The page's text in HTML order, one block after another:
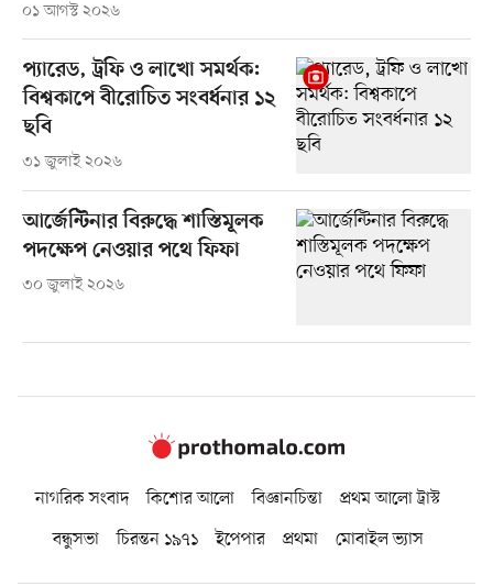
০১ আগস্ট ২০২৬
প্যারেড, ট্রফি ও লাখো সমর্থক:
বিশ্বকাপে বীরোচিত সংবর্ধনার ১২
ছবি
৩১ জুলাই ২০২৬
আর্জেন্টিনার বিরুদ্ধে শাস্তিমূলক
পদক্ষেপ নেওয়ার পথে ফিফা
৩০ জুলাই ২০২৬
নাগরিক সংবাদ কিশোর আলো বিজ্ঞানচিন্তা
প্রথম আলো ট্রাস্ট
বন্ধুসভা
চিরন্তন ১৯৭১ ইপেপার প্রথমা মোবাইল ভ্যাস